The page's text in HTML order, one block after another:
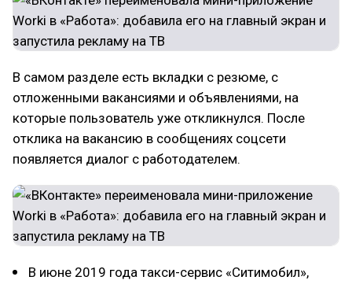
В самом разделе есть вкладки с резюме, с
отложенными вакансиями и объявлениями, на
которые пользователь уже откликнулся. После
отклика на вакансию в сообщениях соцсети
появляется диалог с работодателем.
В июне 2019 года такси-сервис «Ситимобил»,